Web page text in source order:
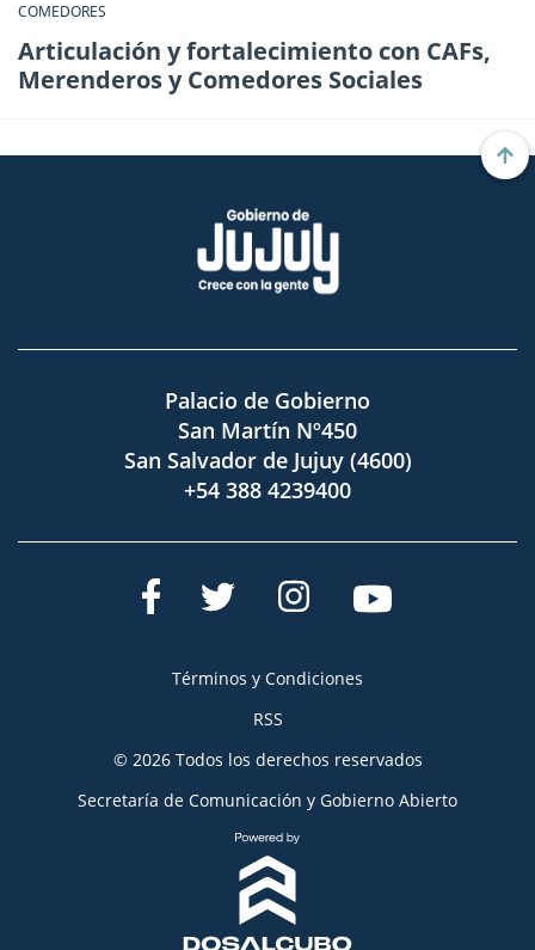
COMEDORES
Articulación y fortalecimiento con CAFs,
Merenderos y Comedores Sociales
Palacio de Gobierno
San Martín Nº450
San Salvador de Jujuy (4600)
+54 388 4239400
Términos y Condiciones
RSS
© 2026 Todos los derechos reservados
Secretaría de Comunicación y Gobierno Abierto